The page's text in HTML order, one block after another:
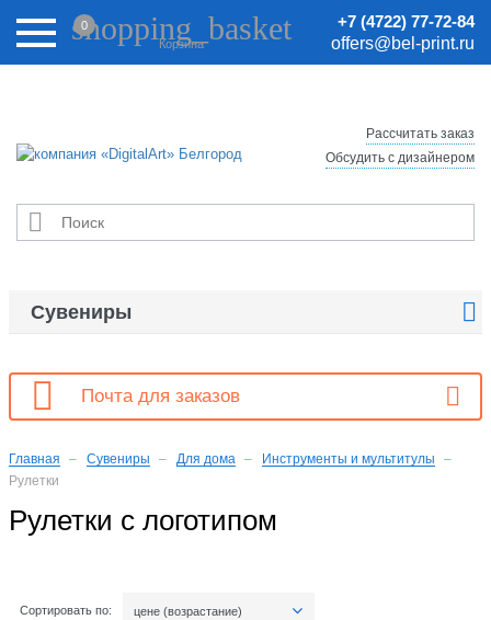
Внимание! Цены на сайте могут быть неактуальными.
Актуальные цены уточняйте у менеджеров.
+7 (4722) 77-72-84
offers@bel-print.ru
shopping_basket
Корзина
0

Рассчитать заказ
Обсудить с дизайнером
Сувениры 
 Почта для заказов
Главная Сувениры Для дома
Инструменты и мультитулы
Рулетки
Рулетки с логотипом
Сортировать по: цене (возрастание)